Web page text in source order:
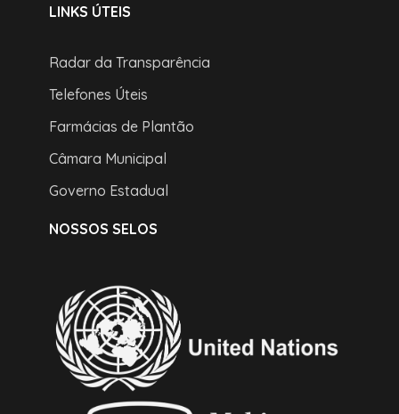
LINKS ÚTEIS
Radar da Transparência
Telefones Úteis
Farmácias de Plantão
Câmara Municipal
Governo Estadual
NOSSOS SELOS